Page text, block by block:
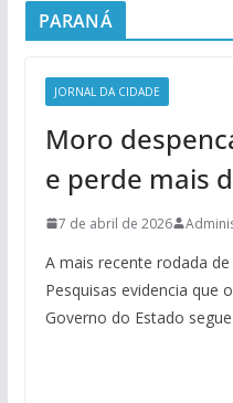
PARANÁ
JORNAL DA CIDADE
Moro
e perde mais
7 de abril de 2026
A mais recente rodada
Pesquisas evidencia que
Governo do Estado segue